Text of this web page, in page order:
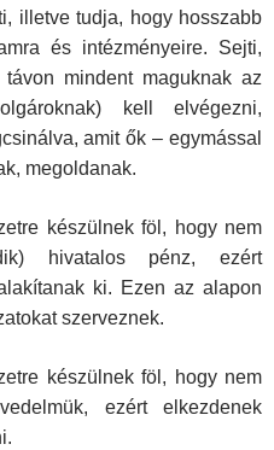
illetve tudja, hogy hosszabb
és intézményeire. Sejti,
mindent maguknak az
kell elvégezni,
amit ők – egymással
megoldanak.
készülnek föl, hogy nem
hivatalos pénz, ezért
ki. Ezen az alapon
szerveznek.
készülnek föl, hogy nem
ezért elkezdenek